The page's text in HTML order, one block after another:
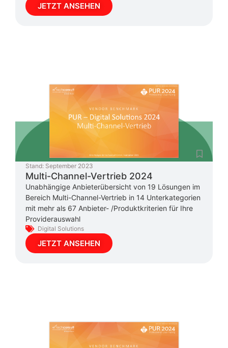
JETZT ANSEHEN
Stand: September 2023
Multi-Channel-Vertrieb 2024
Unabhängige Anbieterübersicht von 19 Lösungen im
Bereich Multi-Channel-Vertrieb in 14 Unterkategorien
mit mehr als 67 Anbieter- /Produktkriterien für Ihre
Providerauswahl
Digital Solutions
JETZT ANSEHEN